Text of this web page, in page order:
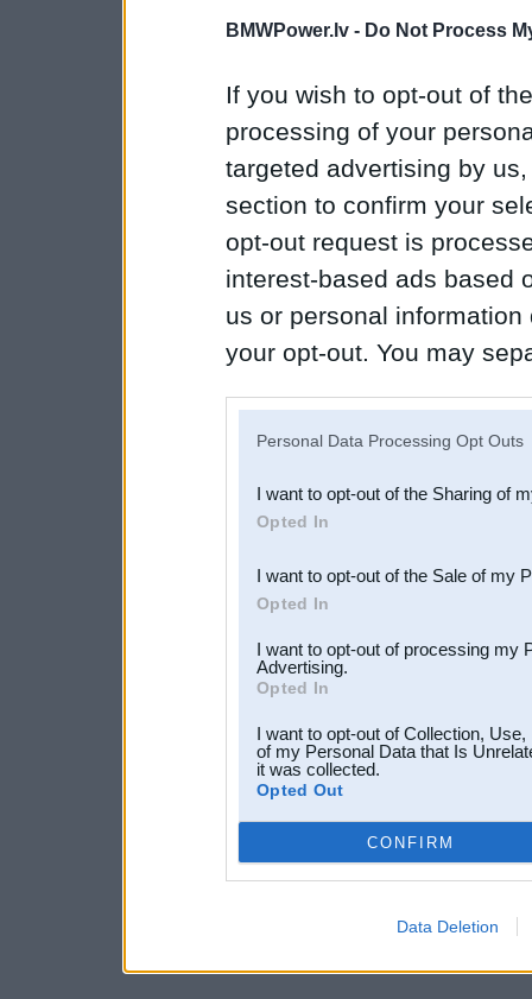
BMWPower.lv - Do Not Process
If you wish to opt-out of
processing of your
targeted advertising by
section to confirm your
opt-out request is
interest-based ads based
us or personal
your opt-out. You may
Downstream Participants
third parties.
Personal Data Processing Opt Outs
I want to opt-out of the Sharing of
Opted In
I want to opt-out of the Sale of my
Opted In
I want to opt-out of processing my
Advertising.
Opted In
I want to opt-out of Collection,
of my Personal Data that Is
it was collected.
Opted Out
CONFIRM
Data Deletion